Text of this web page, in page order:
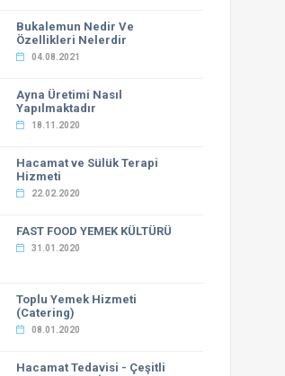
Bukalemun Nedir Ve
Özellikleri Nelerdir
04.08.2021
Ayna Üretimi Nasıl
Yapılmaktadır
18.11.2020
Hacamat ve Sülük Terapi
Hizmeti
22.02.2020
FAST FOOD YEMEK KÜLTÜRÜ
31.01.2020
Toplu Yemek Hizmeti
(Catering)
08.01.2020
Hacamat Tedavisi - Çeşitli